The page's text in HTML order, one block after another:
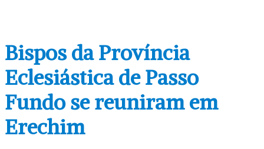
Bispos da Província
Eclesiástica de Passo
Fundo se reuniram em
Erechim